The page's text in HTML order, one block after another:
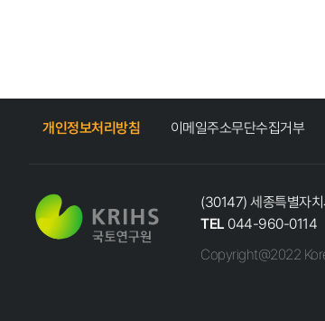
개인정보처리방침 이메일주소무단수집거부
(30147) 세종특별자
TEL 044-960-0114
Copyright@2022